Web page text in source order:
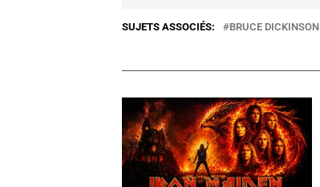
SUJETS ASSOCIÉS: BRUCE DICKINSON